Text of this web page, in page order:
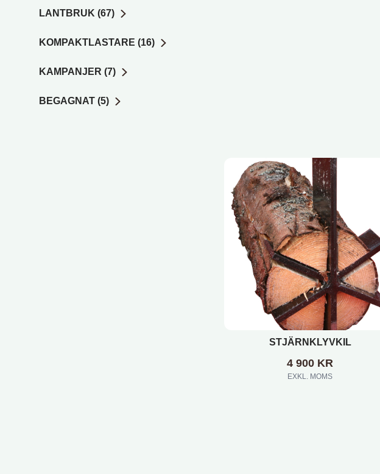
LANTBRUK (67)
KOMPAKTLASTARE (16)
KAMPANJER (7)
BEGAGNAT (5)
STJÄRNKLYVKIL
4 900 KR
EXKL. MOMS